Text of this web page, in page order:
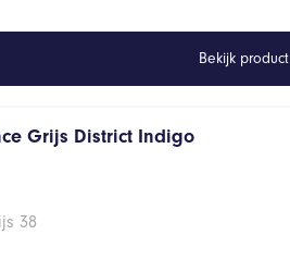
Bekijk product
Grijs District Indigo
38